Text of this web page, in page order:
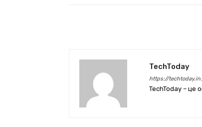
TechToday
https://
TechToday – це